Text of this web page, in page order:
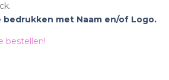
bedrukken met Naam en/of Logo.
bestellen!